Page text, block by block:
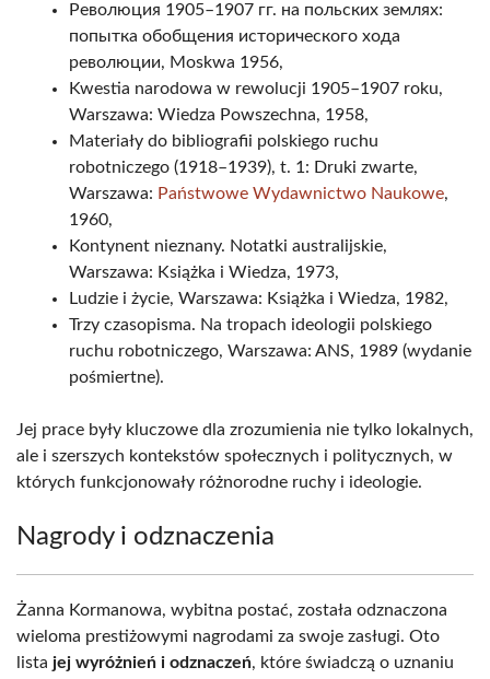
Революция 1905–1907 гг. на польских землях:
попытка обобщения исторического хода
революции, Moskwa 1956,
Kwestia narodowa w rewolucji 1905–1907 roku,
Warszawa: Wiedza Powszechna, 1958,
Materiały do bibliografii polskiego ruchu
robotniczego (1918–1939), t. 1: Druki zwarte,
Warszawa: Państwowe Wydawnictwo Naukowe,
1960,
Kontynent nieznany. Notatki australijskie,
Warszawa: Książka i Wiedza, 1973,
Ludzie i życie, Warszawa: Książka i Wiedza, 1982,
Trzy czasopisma. Na tropach ideologii polskiego
ruchu robotniczego, Warszawa: ANS, 1989 (wydanie
pośmiertne).
Jej prace były kluczowe dla zrozumienia nie tylko lokalnych,
ale i szerszych kontekstów społecznych i politycznych, w
których funkcjonowały różnorodne ruchy i ideologie.
Nagrody i odznaczenia
Żanna Kormanowa, wybitna postać, została odznaczona
wieloma prestiżowymi nagrodami za swoje zasługi. Oto
lista jej wyróżnień i odznaczeń, które świadczą o uznaniu